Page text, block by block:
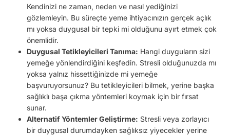
Kendinizi ne zaman, neden ve nasıl yediğinizi
gözlemleyin. Bu süreçte yeme ihtiyacınızın gerçek açlık
mı yoksa duygusal bir tepki mi olduğunu ayırt etmek çok
önemlidir.
Duygusal Tetikleyicileri Tanıma: Hangi duyguların sizi
yemeğe yönlendirdiğini keşfedin. Stresli olduğunuzda mı
yoksa yalnız hissettiğinizde mi yemeğe
başvuruyorsunuz? Bu tetikleyicileri bilmek, yerine başka
sağlıklı başa çıkma yöntemleri koymak için bir fırsat
sunar.
Alternatif Yöntemler Geliştirme: Stresli veya zorlayıcı
bir duygusal durumdayken sağlıksız yiyecekler yerine